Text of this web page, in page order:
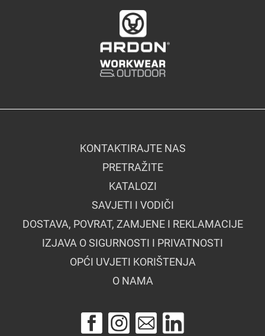
KONTAKTIRAJTE NAS
PRETRAŽITE
KATALOZI
SAVJETI I VODIČI
DOSTAVA, POVRAT, ZAMJENE I REKLAMACIJE
IZJAVA O SIGURNOSTI I PRIVATNOSTI
OPĆI UVJETI KORIŠTENJA
O NAMA